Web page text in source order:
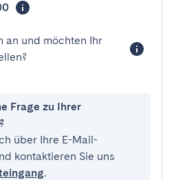
an und möchten Ihr
Frage zu Ihrer
über Ihre E-Mail-
kontaktieren Sie uns
.